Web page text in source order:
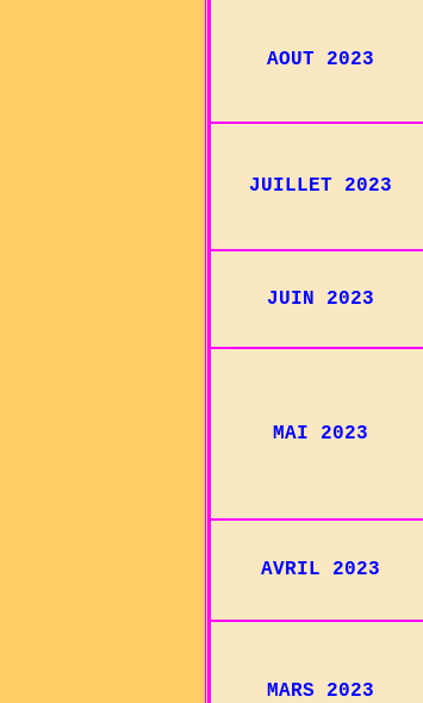
AOUT 2023
JUILLET 2023
JUIN 2023
MAI 2023
AVRIL 2023
MARS 2023